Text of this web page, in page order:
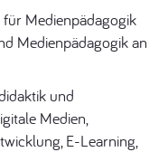
Medienpädagogik
Medienpädagogik an
und
Medien,
E-Learning,